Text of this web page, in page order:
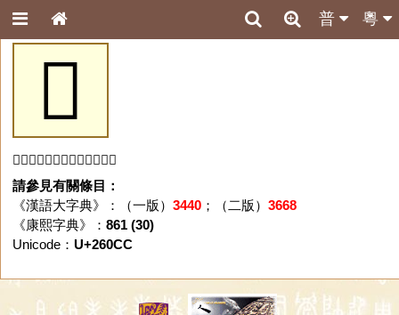
粵
普
𦃌
「𦃌」字未收錄於本資料庫。
請參見有關條目：
《漢語大字典》：（一版） 3440；（二版） 3668
《康熙字典》： 861 (30)
Unicode： U+260CC